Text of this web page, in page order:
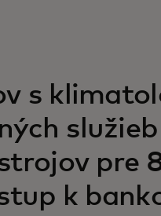
s
pre
k